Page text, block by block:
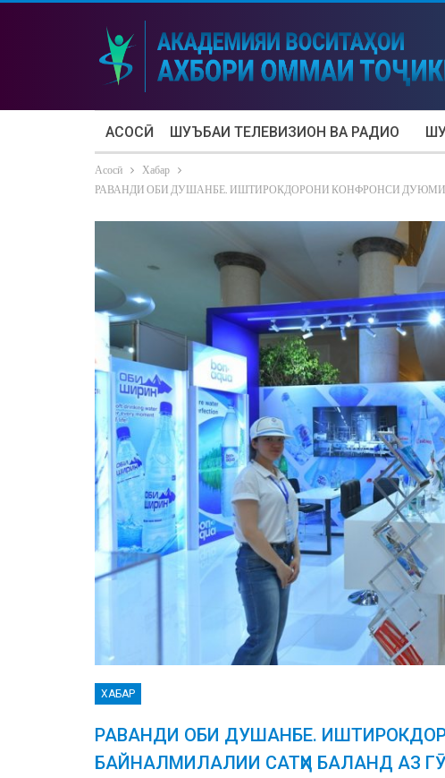
АСОСӢ ШУЪБАИ ТЕЛЕВИЗИОН ВА РАДИО
Асосӣ
Хабар
РАВАНДИ ОБИ ДУШАНБЕ. ИШТИРОКДОРОНИ КОНФРОНСИ
ХАБАР
РАВАНДИ ОБИ ДУШАНБЕ.
БАЙНАЛМИЛАЛИИ САТҲИ БАЛАНД АЗ